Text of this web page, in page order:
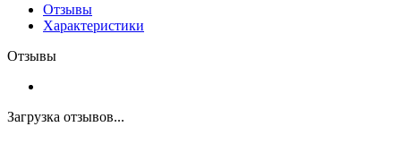
Отзывы
Характеристики
Отзывы
Загрузка отзывов...